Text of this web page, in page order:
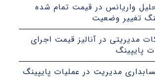
واریانس در قیمت تمام شده
تغییر وضعیت
مدیریتی در آنالیز قیمت اجرای